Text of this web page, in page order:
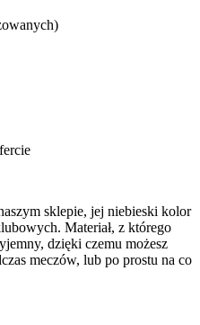
sklepie, jej niebieski kolor
Materiał, z którego
dzięki czemu możesz
meczów, lub po prostu na co